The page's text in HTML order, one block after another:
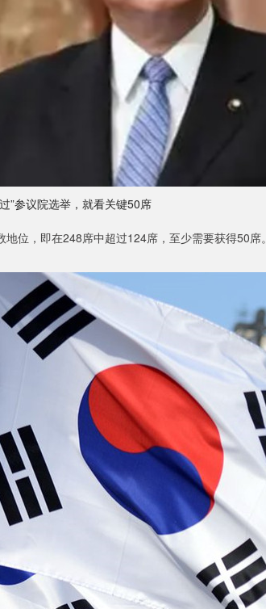
”参议院选举，就看关键50席
位，即在248席中超过124席，至少需要获得50席。